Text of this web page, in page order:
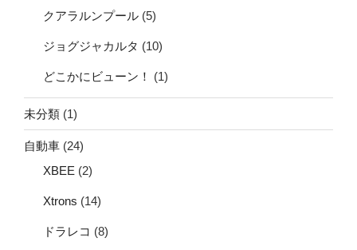
クアラルンプール (5)
ジョグジャカルタ (10)
どこかにビューン！ (1)
未分類 (1)
自動車 (24)
XBEE (2)
Xtrons (14)
ドラレコ (8)